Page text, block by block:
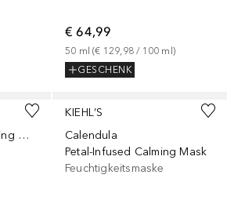
€ 64,99
50 ml (€ 129,98 / 100 ml)
GESCHENK
Epidermal Re-Texturizing Micro-Dermabrasion
KIEHL’S
Calendula
Petal-Infused Calming Mask
Feuchtigkeitsmaske